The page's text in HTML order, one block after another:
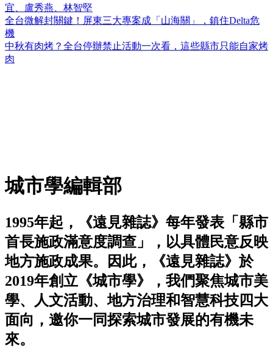
宜、盧秀燕、林智堅
全台微解封關鍵！屏東三大專案成「山海關」，鎮住Delta危
機
中秋有肉烤？全台停辦禁止活動一次看，這些縣市只能自家烤
肉
城市學編輯部
1995年起，《遠見雜誌》每年發表「縣市
首長施政滿意度調查」，以具體民意反映
地方施政成果。因此，《遠見雜誌》於
2019年創立《城市學》，我們聚焦城市美
學、人文活動、地方治理和智慧科技四大
面向，邀你一同探索城市發展的有機未
來。